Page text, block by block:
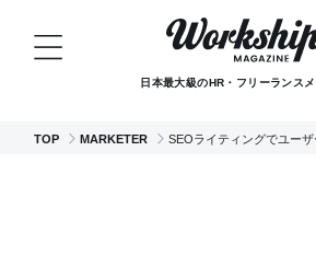
日本最大級のHR・フリーランス
TOP MARKETER SEOライティングでユー